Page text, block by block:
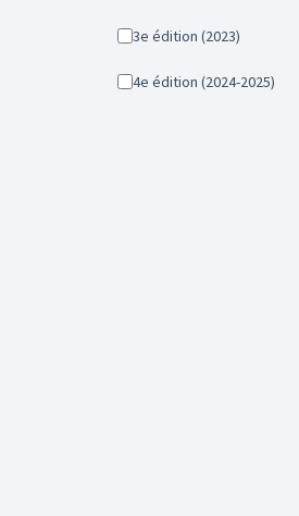
3e édition (2023)
4e édition (2024-2025)